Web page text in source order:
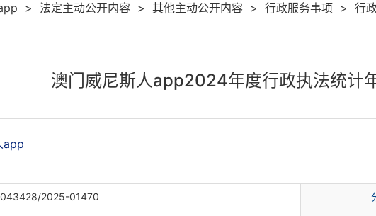
> 法定主动公开内容 > 其他主动公开内容 > 行政服务事项 > 行
澳门威尼斯人app2024年度行政执法统计
app
2025-01470